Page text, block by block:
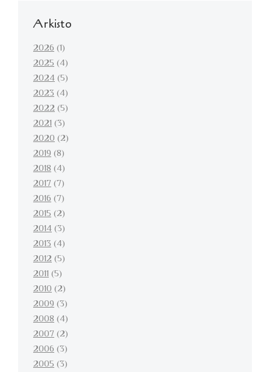
Arkisto
2026(1)
2025(4)
2024(5)
2023(4)
2022(5)
2021(3)
2020(2)
2019(8)
2018(4)
2017(7)
2016(7)
2015(2)
2014(3)
2013(4)
2012(5)
2011(5)
2010(2)
2009(3)
2008(4)
2007(2)
2006(3)
2005(3)